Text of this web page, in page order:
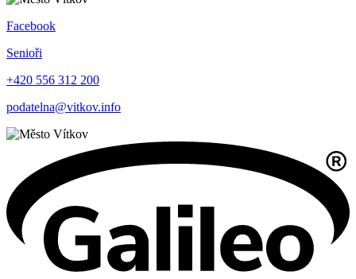
Facebook
Senioři
+420 556 312 200
podatelna@vitkov.info